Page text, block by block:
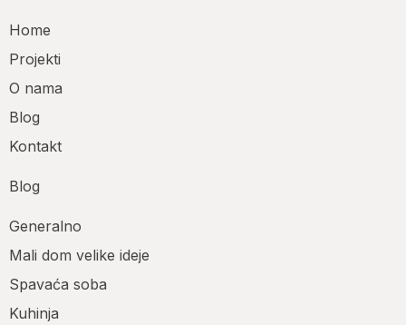
Home
Projekti
O nama
Blog
Kontakt
Blog
Generalno
Mali dom velike ideje
Spavaća soba
Kuhinja